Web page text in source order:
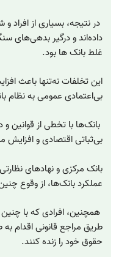
در نتیجه، بسیاری از افراد
داده‌اند و درگیر بدهی‌های
غلط بانک ها بود.
این تخلفات نه‌تنها باعث
بی‌اعتمادی عمومی به نظام
بانک‌ها با تخطی از قوانین
بی‌ثباتی اقتصادی و
بانک مرکزی و نهادهای
عملکرد بانک‌ها، از وقوع
همچنین، افرادی که با
طریق مراجع قانونی اقدام
حقوق خود را زنده کنند.